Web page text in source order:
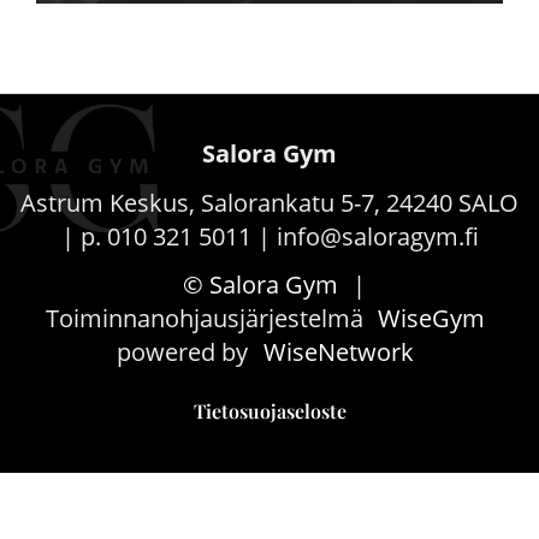
Salora Gym
Astrum Keskus, Salorankatu 5-7, 24240 SALO
| p. 010 321 5011 | info@saloragym.fi
© Salora Gym
|
Toiminnanohjausjärjestelmä WiseGym
powered by WiseNetwork
Tietosuojaseloste